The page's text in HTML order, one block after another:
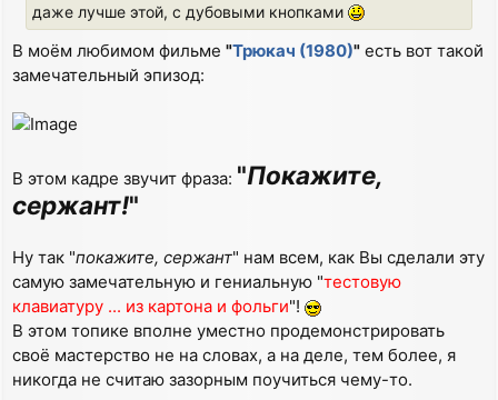
даже лучше этой, с дубовыми кнопками
В моём любимом фильме "Трюкач (1980)" есть вот такой
замечательный эпизод:
В этом кадре звучит фраза: "Покажите,
сержант!"
Ну так "покажите, сержант" нам всем, как Вы сделали эту
самую замечательную и гениальную "тестовую
клавиатуру ... из картона и фольги"!
В этом топике вполне уместно продемонстрировать
своё мастерство не на словах, а на деле, тем более, я
никогда не считаю зазорным поучиться чему-то.